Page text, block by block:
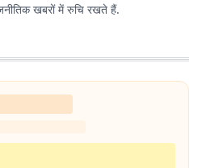
खबरों में रुचि रखते हैं.